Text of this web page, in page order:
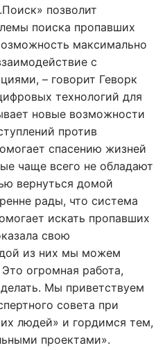
позволит
поиска пропавших
максимально
с
– говорит Геворк
технологий для
новые возможности
против
спасению жизней
чаще всего не обладают
вернуться домой
рады, что система
искать пропавших
свою
из них мы можем
огромная работа,
Мы приветствуем
совета при
людей» и гордимся тем,
проектами».